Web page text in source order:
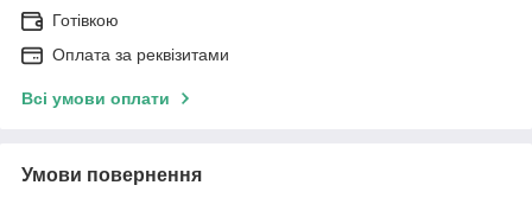
Готівкою
Оплата за реквізитами
Всі умови оплати
Умови повернення